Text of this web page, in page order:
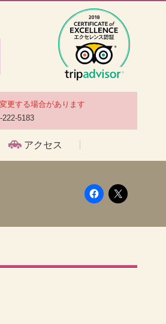
更する場合があります
222-5183
アクセス